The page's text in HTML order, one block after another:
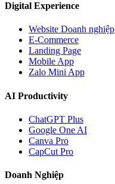
Digital Experience
Website Doanh nghiệp
E-Commerce
Landing Page
Mobile App
Zalo Mini App
AI Productivity
ChatGPT Plus
Google One AI
Canva Pro
CapCut Pro
Doanh Nghiệp